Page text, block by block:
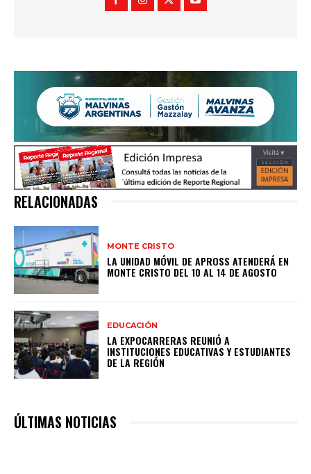
RELACIONADAS
MONTE CRISTO
LA UNIDAD MÓVIL DE APROSS ATENDERÁ EN
MONTE CRISTO DEL 10 AL 14 DE AGOSTO
EDUCACIÓN
LA EXPOCARRERAS REUNIÓ A
INSTITUCIONES EDUCATIVAS Y ESTUDIANTES
DE LA REGIÓN
ÚLTIMAS NOTICIAS